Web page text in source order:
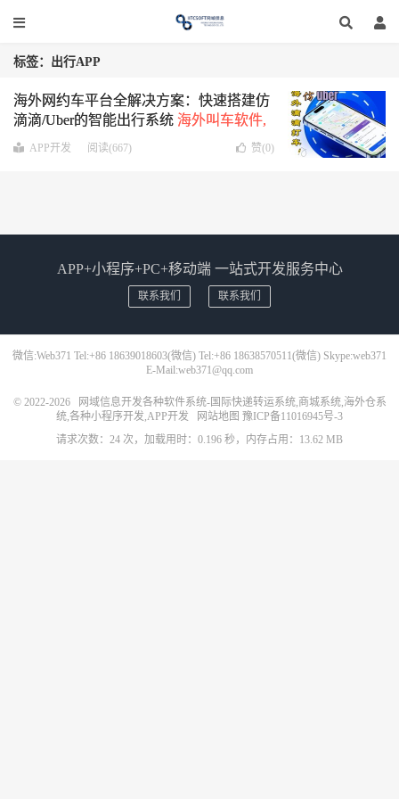
标签：出行APP
海外网约车平台全解决方案：快速搭建仿
滴滴/Uber的智能出行系统 海外叫车软件,
出行APP,共享出行系统,打车软件源码,网
APP开发 阅读(667) 赞(0)
APP+小程序+PC+移动端 一站式开发服务中心
联系我们 联系我们
微信:Web371 Tel:+86 18639018603(微信) Tel:+86 18638570511(微信) Skype:web371
E-Mail:web371@qq.com
© 2022-2026
网域信息开发各种软件系统-国际快递转运系统,商城系统,海外仓系
统,各种小程序开发,APP开发
网站地图 豫ICP备11016945号-3
请求次数：24 次，加载用时：0.196 秒，内存占用：13.62 MB